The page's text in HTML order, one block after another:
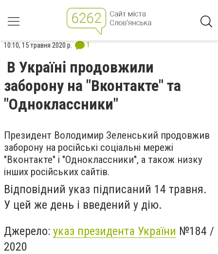
10:10, 15 травня 2020 р. 1
В Україні продовжили
заборону на "Вконтакте" та
"Одноклассники"
Президент Володимир Зеленський продовжив
заборону на російські соціальні мережі
"Вконтакте" і "Одноклассники", а також низку
інших російських сайтів.
Відповідний указ підписаний 14 травня.
У цей же день і введений у дію.
Джерело: указ президента України №184 /
2020